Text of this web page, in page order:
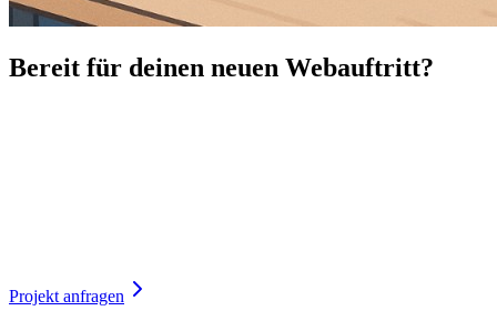
Bereit für deinen neuen Webauftritt?
Projekt anfragen